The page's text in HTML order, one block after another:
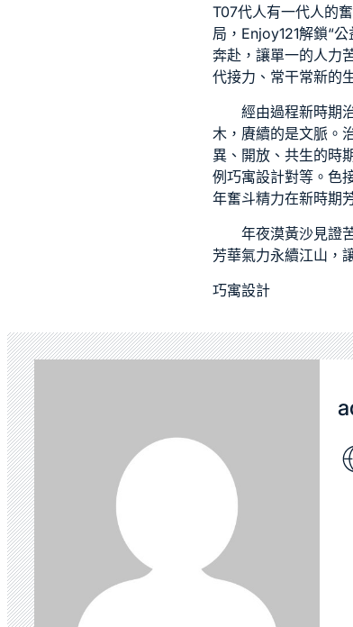
T07代人有一代人的
局， Enjoy121解鎖“
奔赴，讓單一的人力
代接力、常干常新的
經由過程新時期
木，賡續的是文脈。
異、開放、共生的時
例 巧寓設計對等。色
年奮斗精力在新時期
年夜漠黃沙見證
芳華氣力永續江山，
巧寓設計